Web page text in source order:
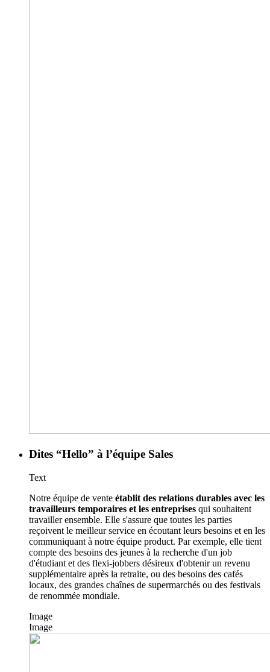
Dites “Hello” à l’équipe Sales
Text
Notre équipe de vente établit des relations durables avec les
travailleurs temporaires et les entreprises qui souhaitent
travailler ensemble. Elle s'assure que toutes les parties
reçoivent le meilleur service en écoutant leurs besoins et en les
communiquant à notre équipe product. Par exemple, elle tient
compte des besoins des jeunes à la recherche d'un job
d'étudiant et des flexi-jobbers désireux d'obtenir un revenu
supplémentaire après la retraite, ou des besoins des cafés
locaux, des grandes chaînes de supermarchés ou des festivals
de renommée mondiale.
Image
Image